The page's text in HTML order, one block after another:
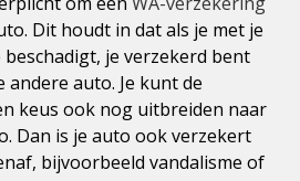
Dit houdt in dat als je met je
je verzekerd bent
andere auto. Je kunt de
keus ook nog uitbreiden naar
Dan is je auto ook verzekert
bijvoorbeeld vandalisme of